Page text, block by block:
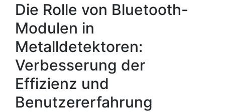
Die Rolle von Bluetooth-
Modulen in
Metalldetektoren:
Verbesserung der
Effizienz und
Benutzererfahrung